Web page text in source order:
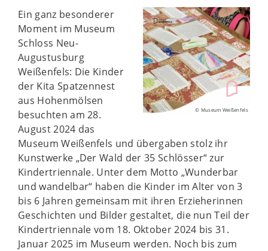
© Museum Weißenfels
Ein ganz besonderer
Moment im Museum
Schloss Neu-
Augustusburg
Weißenfels: Die Kinder
der Kita Spatzennest
aus Hohenmölsen
besuchten am 28.
August 2024 das
Museum Weißenfels und übergaben stolz ihr
Kunstwerke „Der Wald der 35 Schlösser“ zur
Kindertriennale. Unter dem Motto „Wunderbar
und wandelbar“ haben die Kinder im Alter von 3
bis 6 Jahren gemeinsam mit ihren Erzieherinnen
Geschichten und Bilder gestaltet, die nun Teil der
Kindertriennale vom 18. Oktober 2024 bis 31.
Januar 2025 im Museum werden. Noch bis zum